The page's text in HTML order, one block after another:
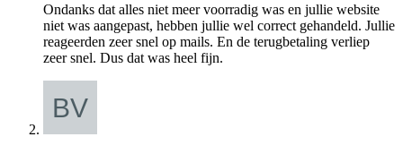
Ondanks dat alles niet meer voorradig was en jullie website
niet was aangepast, hebben jullie wel correct gehandeld. Jullie
reageerden zeer snel op mails. En de terugbetaling verliep
zeer snel. Dus dat was heel fijn.